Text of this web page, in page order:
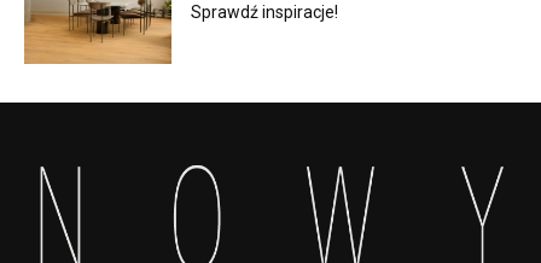
Sprawdź inspiracje!